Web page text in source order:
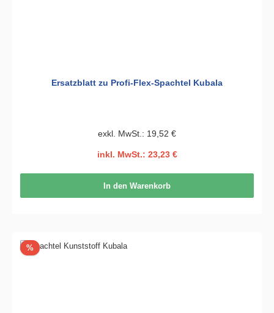
Ersatzblatt zu Profi-Flex-Spachtel Kubala
exkl. MwSt.: 19,52 €
inkl. MwSt.: 23,23 €
In den Warenkorb
%Rabatt